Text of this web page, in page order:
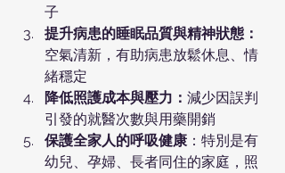
子
提升病患的睡眠品質與精神狀態：
空氣清新，有助病患放鬆休息、情
緒穩定
降低照護成本與壓力： 減少因誤判
引發的就醫次數與用藥開銷
保護全家人的呼吸健康 ：特別是有
幼兒、孕婦、長者同住的家庭，照